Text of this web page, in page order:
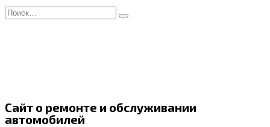
Перейти
к
Search
for:
Сайт о ремонте и обслуживании
автомобилей